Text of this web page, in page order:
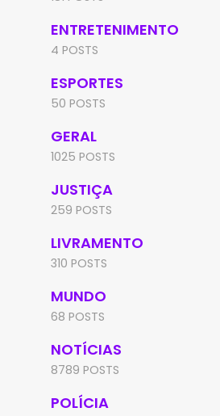
ENTRETENIMENTO
4 POSTS
ESPORTES
50 POSTS
GERAL
1025 POSTS
JUSTIÇA
259 POSTS
LIVRAMENTO
310 POSTS
MUNDO
68 POSTS
NOTÍCIAS
8789 POSTS
POLÍCIA